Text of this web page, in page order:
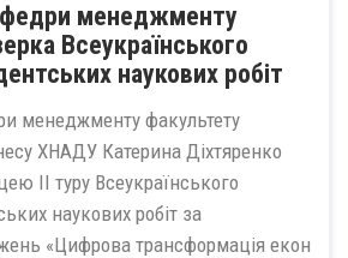
менеджменту
Всеукраїнського
наукових робіт
менеджменту факультету
ХНАДУ Катерина Діхтяренко
II туру Всеукраїнського
наукових робіт за
«Цифрова трансформація екон